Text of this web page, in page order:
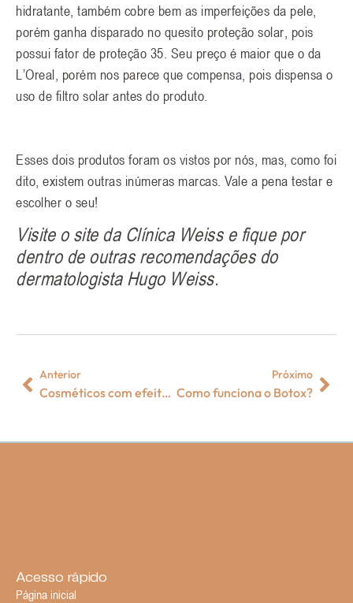
hidratante, também cobre bem as imperfeições da pele,
porém ganha disparado no quesito proteção solar, pois
possui fator de proteção 35. Seu preço é maior que o da
L’Oreal, porém nos parece que compensa, pois dispensa o
uso de filtro solar antes do produto.
Esses dois produtos foram os vistos por nós, mas, como foi
dito, existem outras inúmeras marcas. Vale a pena testar e
escolher o seu!
Visite o site da Clínica Weiss e fique por
dentro de outras recomendações do
dermatologista Hugo Weiss.
Anterior
Cosméticos com efeito tensor funcionam?
Próximo
Como funciona o Botox?
Acesso rápido
Página inicial